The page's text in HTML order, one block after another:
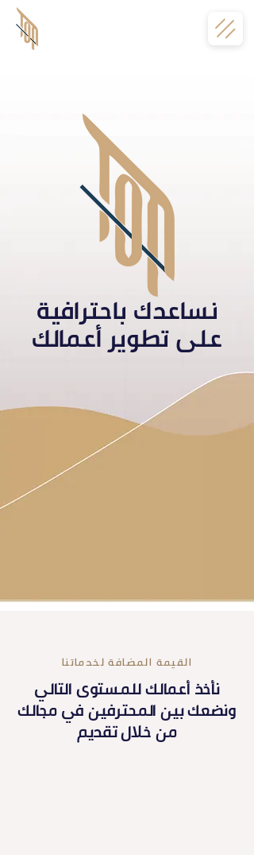
نساعدك باحترافية
على تطوير أعمالك
القيمة المضافة لخدماتنا
نأخذ أعمالك للمستوى التالي
ونضعك بين المحترفين في مجالك
من خلال تقديم